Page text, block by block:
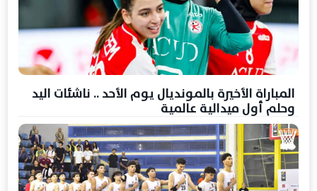
المباراة الأخيرة بالمونديال يوم الأحد .. ناشئات اليد
وحلم أول ميدالية عالمية